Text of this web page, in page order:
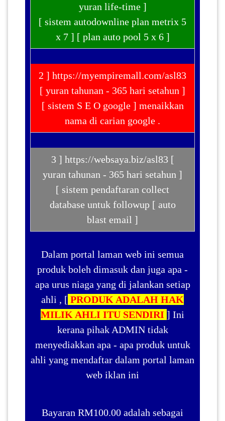
yuran life-time ]
[ sistem autodownline plan metrix 5
x 7 ] [ plan auto pool 5 x 6 ]
2 ] https://myempiremall.com/asl83
[ yuran tahunan - 365 hari setahun ]
[ sistem S E O google ] menaikkan
nama di carian google .
3 ] https://websaya.biz/asl83 [
yuran tahunan - 365 hari setahun ]
[ sistem pendaftaran collect
database untuk followup [ auto
blast email ]
Dalam portal laman web ini semua
produk boleh dimasuk dan juga apa -
apa urus niaga yang di jalankan setiap
ahli , [ PRODUK ADALAH HAK
MILIK AHLI ITU SENDIRI ] Ini
kerana pihak ADMIN tidak
menyediakkan apa - apa produk untuk
ahli yang mendaftar dalam portal laman
web iklan ini
Bayaran RM100.00 adalah sebagai